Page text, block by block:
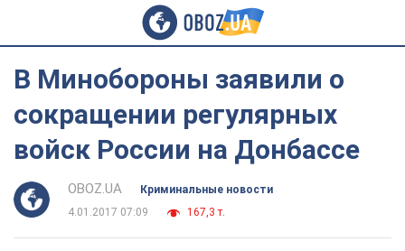
В Минобороны заявили о
сокращении регулярных
войск России на Донбассе
OBOZ.UA
Криминальные новости
4.01.2017 07:09
167,3 т.